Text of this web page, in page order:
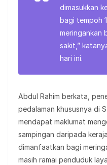
dimasukkan
bagi tempoh
meringankan
sakit,”
hari ini.
Abdul Rahim berkata,
pedalaman khususnya di
mendapat maklumat
sampingan daripada
dimanfaatkan bagi
masih ramai penduduk